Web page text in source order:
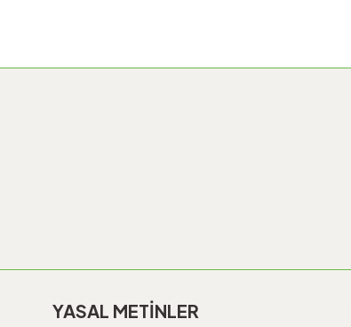
YASAL METİNLER